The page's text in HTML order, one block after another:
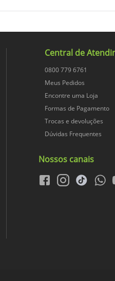
Central de
0800 779 6761
Meus Pedidos
Encontre uma Loja
Formas de Pagamento
Trocas e devoluções
Dúvidas Frequentes
Nossos canais
facebookinstagram
tiktok